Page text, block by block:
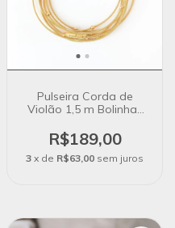
Pulseira Corda de
Violão 1,5 m Bolinhas
em Banho Ouro 18K
R$189,00
3 x de R$63,00 sem juros